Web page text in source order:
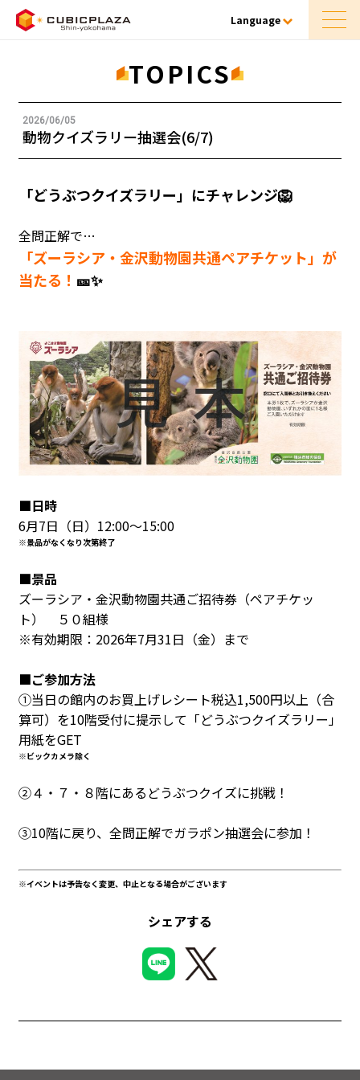
Language
TOPICS
2026/06/05
動物クイズラリー抽選会(6/7)
「どうぶつクイズラリー」にチャレンジ🦁
全問正解で…
「ズーラシア・金沢動物園共通ペアチケット」が
当たる！ 🎫✨
■日時
6月7日（日）12:00～15:00
※景品がなくなり次第終了
■景品
ズーラシア・金沢動物園共通ご招待券（ペアチケッ
ト） ５０組様
※有効期限：2026年7月31日（金）まで
■ご参加方法
①当日の館内のお買上げレシート税込1,500円以上（合
算可）を10階受付に提示して「どうぶつクイズラリー」
用紙をGET
※ビックカメラ除く
②４・７・８階にあるどうぶつクイズに挑戦！
③10階に戻り、全問正解でガラポン抽選会に参加！
※イベントは予告なく変更、中止となる場合がございます
シェアする